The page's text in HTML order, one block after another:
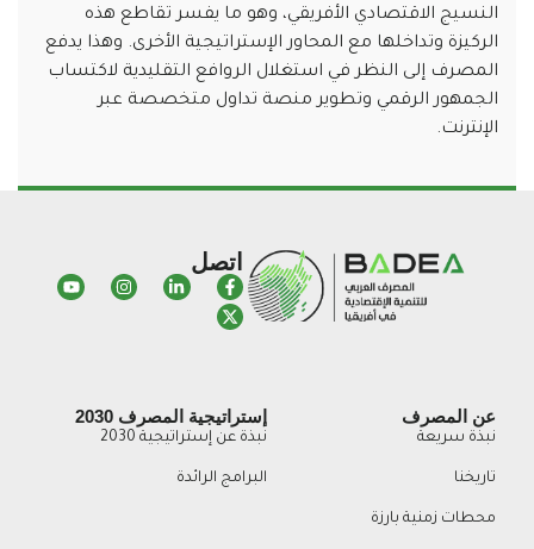
النسيج الاقتصادي الأفريقي، وهو ما يفسر تقاطع هذه
الركيزة وتداخلها مع المحاور الإستراتيجية الأخرى. وهذا يدفع
المصرف إلى النظر في استغلال الروافع التقليدية لاكتساب
الجمهور الرقمي وتطوير منصة تداول متخصصة عبر
الإنترنت.
اتصل
عن المصرف
نبذة سريعة
تاريخنا
محطات زمنية بارزة
إستراتيجية المصرف 2030
نبذة عن إستراتيجية 2030
البرامج الرائدة